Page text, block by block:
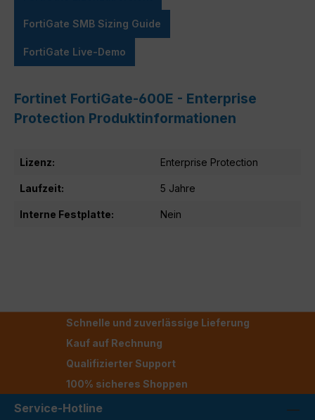
FortiGate SMB Sizing Guide
FortiGate Live-Demo
Fortinet FortiGate-600E - Enterprise
Protection Produktinformationen
Lizenz: Enterprise Protection
Laufzeit: 5 Jahre
Interne Festplatte: Nein
Schnelle und zuverlässige Lieferung
Kauf auf Rechnung
Qualifizierter Support
100% sicheres Shoppen
Service-Hotline